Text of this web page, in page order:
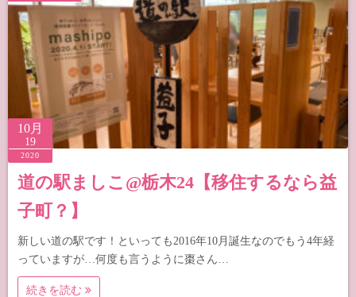
10月
19
2020
道の駅ましこ@栃木24【移住するなら益
子町？】
新しい道の駅です！といっても2016年10月誕生なのでもう4年経
っていますが…何度も言うように棗さん…
続きを読む